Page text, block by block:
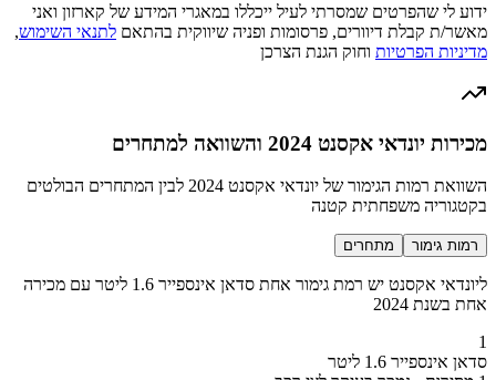
ידוע לי שהפרטים שמסרתי לעיל ייכללו במאגרי המידע של קארזון ואני
מאשר/ת קבלת דיוורים, פרסומות ופניה שיווקית בהתאם לתנאי השימוש,
מדיניות הפרטיות וחוק הגנת הצרכן
מכירות יונדאי אקסנט 2024 והשוואה למתחרים
השוואת רמות הגימור של יונדאי אקסנט 2024 לבין המתחרים הבולטים
בקטגוריה משפחתית קטנה
רמות גימור מתחרים
ליונדאי אקסנט יש רמת גימור אחת סדאן אינספייר 1.6 ליטר עם מכירה
אחת בשנת 2024
1
סדאן אינספייר 1.6 ליטר